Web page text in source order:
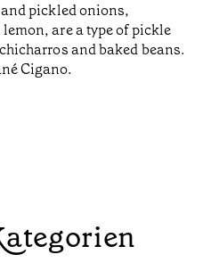
pickled onions,
are a type of pickle
and baked beans.
Cigano.